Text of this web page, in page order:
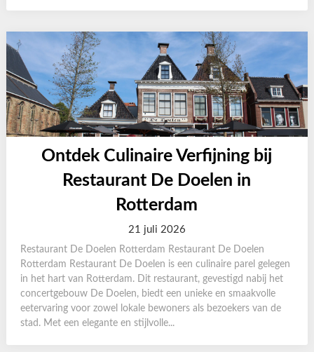
Ontdek Culinaire Verfijning bij
Restaurant De Doelen in
Rotterdam
21 juli 2026
Restaurant De Doelen Rotterdam Restaurant De Doelen
Rotterdam Restaurant De Doelen is een culinaire parel gelegen
in het hart van Rotterdam. Dit restaurant, gevestigd nabij het
concertgebouw De Doelen, biedt een unieke en smaakvolle
eetervaring voor zowel lokale bewoners als bezoekers van de
stad. Met een elegante en stijlvolle...